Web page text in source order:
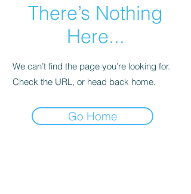
There’s Nothing
Here...
We can’t find the page you’re looking for.
Check the URL, or head back home.
Go Home